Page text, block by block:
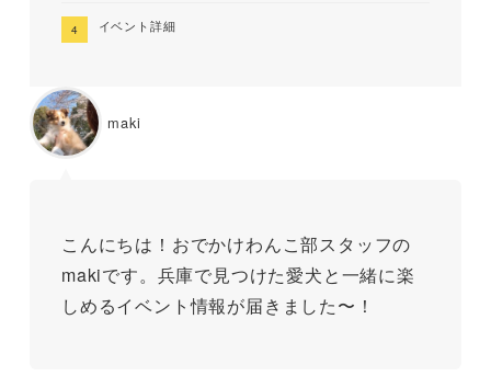
イベント詳細
maki
こんにちは！おでかけわんこ部スタッフの
makiです。兵庫で見つけた愛犬と一緒に楽
しめるイベント情報が届きました〜！